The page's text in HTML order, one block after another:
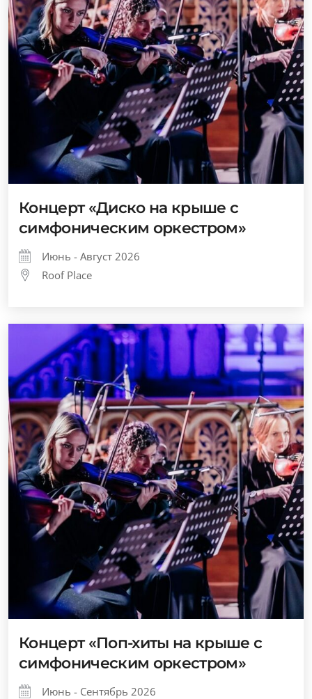
Концерт «Диско на крыше с
симфоническим оркестром»
Июнь - Август 2026
Roof Place
Концерт «Поп-хиты на крыше с
симфоническим оркестром»
Июнь - Сентябрь 2026